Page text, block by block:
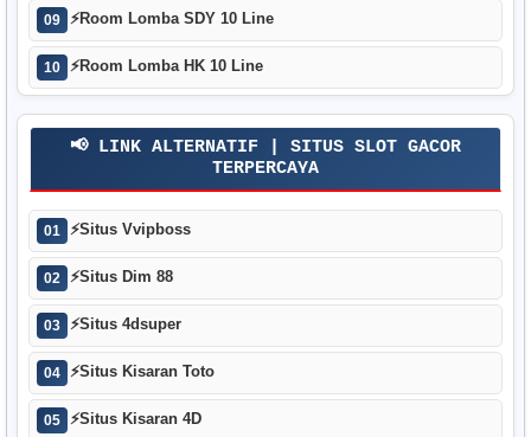
09 ⚡Room Lomba SDY 10 Line
10 ⚡Room Lomba HK 10 Line
📢 LINK ALTERNATIF | SITUS SLOT GACOR
TERPERCAYA
01 ⚡Situs Vvipboss
02 ⚡Situs Dim 88
03 ⚡Situs 4dsuper
04 ⚡Situs Kisaran Toto
05 ⚡Situs Kisaran 4D